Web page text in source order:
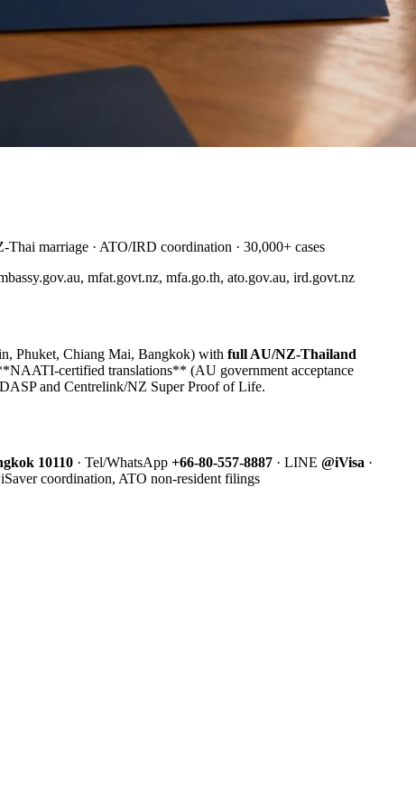
marriage · ATO/IRD coordination · 30,000+ cases
mfat.govt.nz, mfa.go.th, ato.gov.au, ird.govt.nz
Phuket, Chiang Mai, Bangkok) with full AU/NZ-Thailand
certified translations** (AU government acceptance
and Centrelink/NZ Super Proof of Life.
10110 · Tel/WhatsApp +66-80-557-8887 · LINE @iVisa ·
coordination, ATO non-resident filings